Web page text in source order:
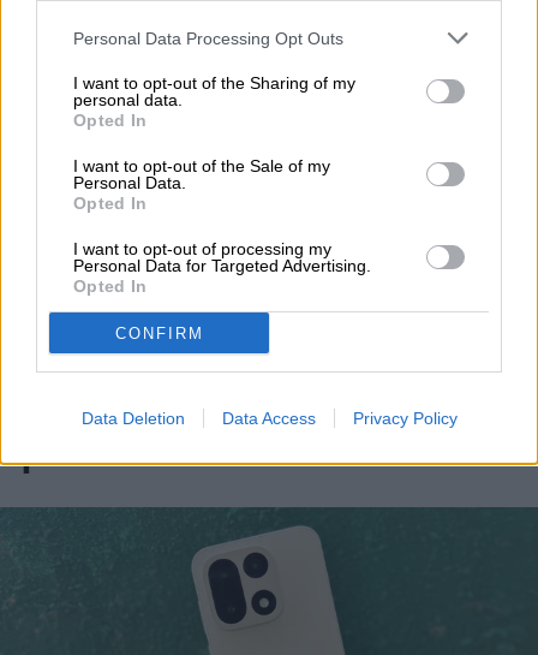
Personal Data Processing Opt Outs
I want to opt-out of the Sharing of my
personal data.
Opted In
I want to opt-out of the Sale of my
Personal Data.
Opted In
I want to opt-out of processing my
Personal Data for Targeted Advertising.
Opted In
CONFIRM
Data Deletion Data Access Privacy Policy
Topics
NoticiasHomepage
TELEFONÍA CELULAR
OnePlus anuncia su
primera beta de ColorOS